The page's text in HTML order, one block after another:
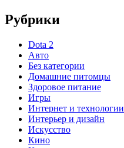
Рубрики
Dota 2
Авто
Без категории
Домашние питомцы
Здоровое питание
Игры
Интернет и технологии
Интерьер и дизайн
Искусство
Кино